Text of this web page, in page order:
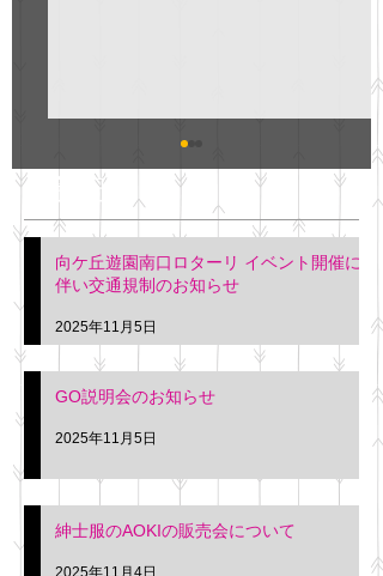
明日(11月6日)午後3時～5
階会議室にてGOの説明会
を行います。 神奈川個人
タクシー協同組合 専務 佐
久間
最新記事
向ケ丘遊園南口ロターリ イベント開催に
伴い交通規制のお知らせ
2025年11月5日
GO説明会のお知らせ
2025年11月5日
紳士服のAOKIの販売会について
2025年11月4日